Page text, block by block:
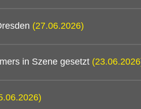
(27.06.2026)
in Szene gesetzt